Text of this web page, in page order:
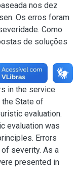
nos dez
Os erros foram
Como
de soluções
in the service
State of
evaluation.
evaluation was
Errors
severity. As a
presented in